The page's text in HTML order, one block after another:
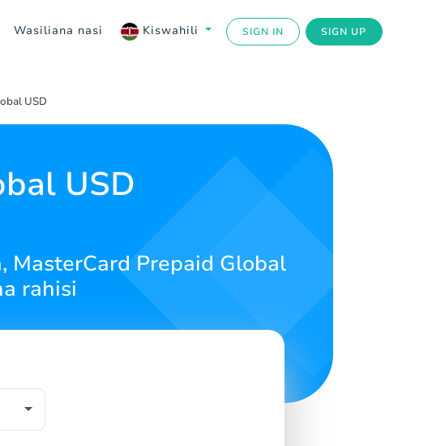
Wasiliana nasi Kiswahili SIGN IN SIGN UP
USD
USD
MasterCard Prepaid Global
rahisi